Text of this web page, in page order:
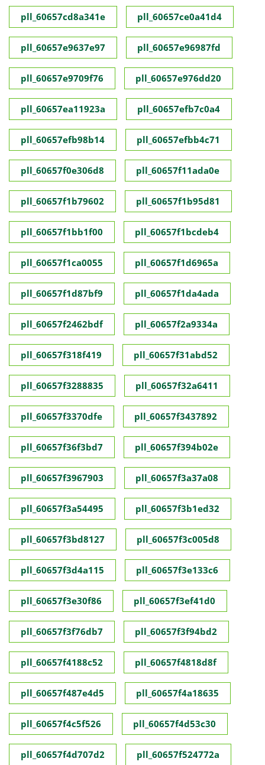
pll_60657cd8a341e pll_60657ce0a41d4
pll_60657e9637e97 pll_60657e96987fd
pll_60657e9709f76 pll_60657e976dd20
pll_60657ea11923a pll_60657efb7c0a4
pll_60657efb98b14 pll_60657efbb4c71
pll_60657f0e306d8 pll_60657f11ada0e
pll_60657f1b79602 pll_60657f1b95d81
pll_60657f1bb1f00 pll_60657f1bcdeb4
pll_60657f1ca0055 pll_60657f1d6965a
pll_60657f1d87bf9 pll_60657f1da4ada
pll_60657f2462bdf pll_60657f2a9334a
pll_60657f318f419 pll_60657f31abd52
pll_60657f3288835 pll_60657f32a6411
pll_60657f3370dfe pll_60657f3437892
pll_60657f36f3bd7 pll_60657f394b02e
pll_60657f3967903 pll_60657f3a37a08
pll_60657f3a54495 pll_60657f3b1ed32
pll_60657f3bd8127 pll_60657f3c005d8
pll_60657f3d4a115 pll_60657f3e133c6
pll_60657f3e30f86 pll_60657f3ef41d0
pll_60657f3f76db7 pll_60657f3f94bd2
pll_60657f4188c52 pll_60657f4818d8f
pll_60657f487e4d5 pll_60657f4a18635
pll_60657f4c5f526 pll_60657f4d53c30
pll_60657f4d707d2 pll_60657f524772a